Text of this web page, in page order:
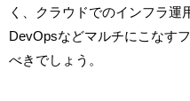
く、クラウドでのインフラ運
DevOpsなどマルチにこなす
べきでしょう。